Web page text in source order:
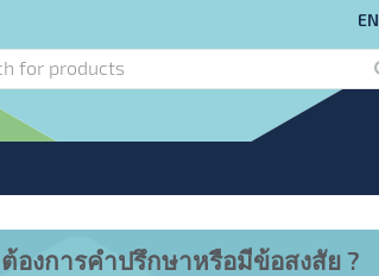
EN
ต้องการคำปรึกษาหรือมีข้อสงสัย ?